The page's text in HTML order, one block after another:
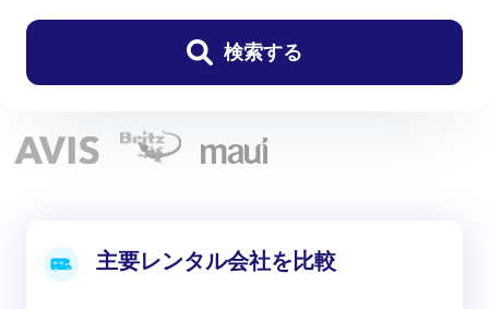
検索する
主要レンタル会社を比較